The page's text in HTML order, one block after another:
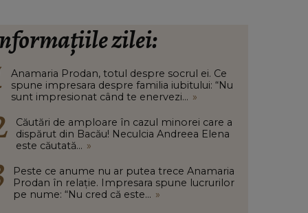
zilei:
Anamaria Prodan, totul despre socrul ei. Ce
spune impresara despre familia iubitului: “Nu
sunt impresionat când te enervezi... »
Căutări de amploare în cazul minorei care a
dispărut din Bacău! Neculcia Andreea Elena
este căutată... »
Peste ce anume nu ar putea trece Anamaria
Prodan în relație. Impresara spune lucrurilor
pe nume: “Nu cred că este... »